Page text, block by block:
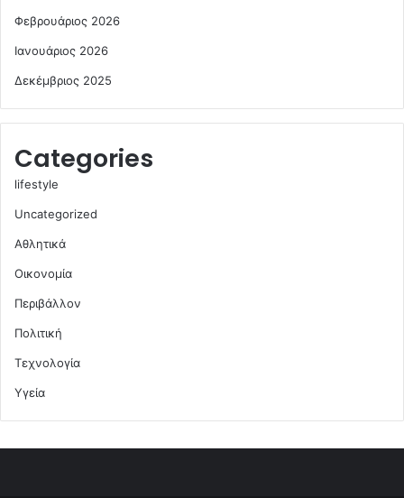
Φεβρουάριος 2026
Ιανουάριος 2026
Δεκέμβριος 2025
Categories
lifestyle
Uncategorized
Αθλητικά
Οικονομία
Περιβάλλον
Πολιτική
Τεχνολογία
Υγεία